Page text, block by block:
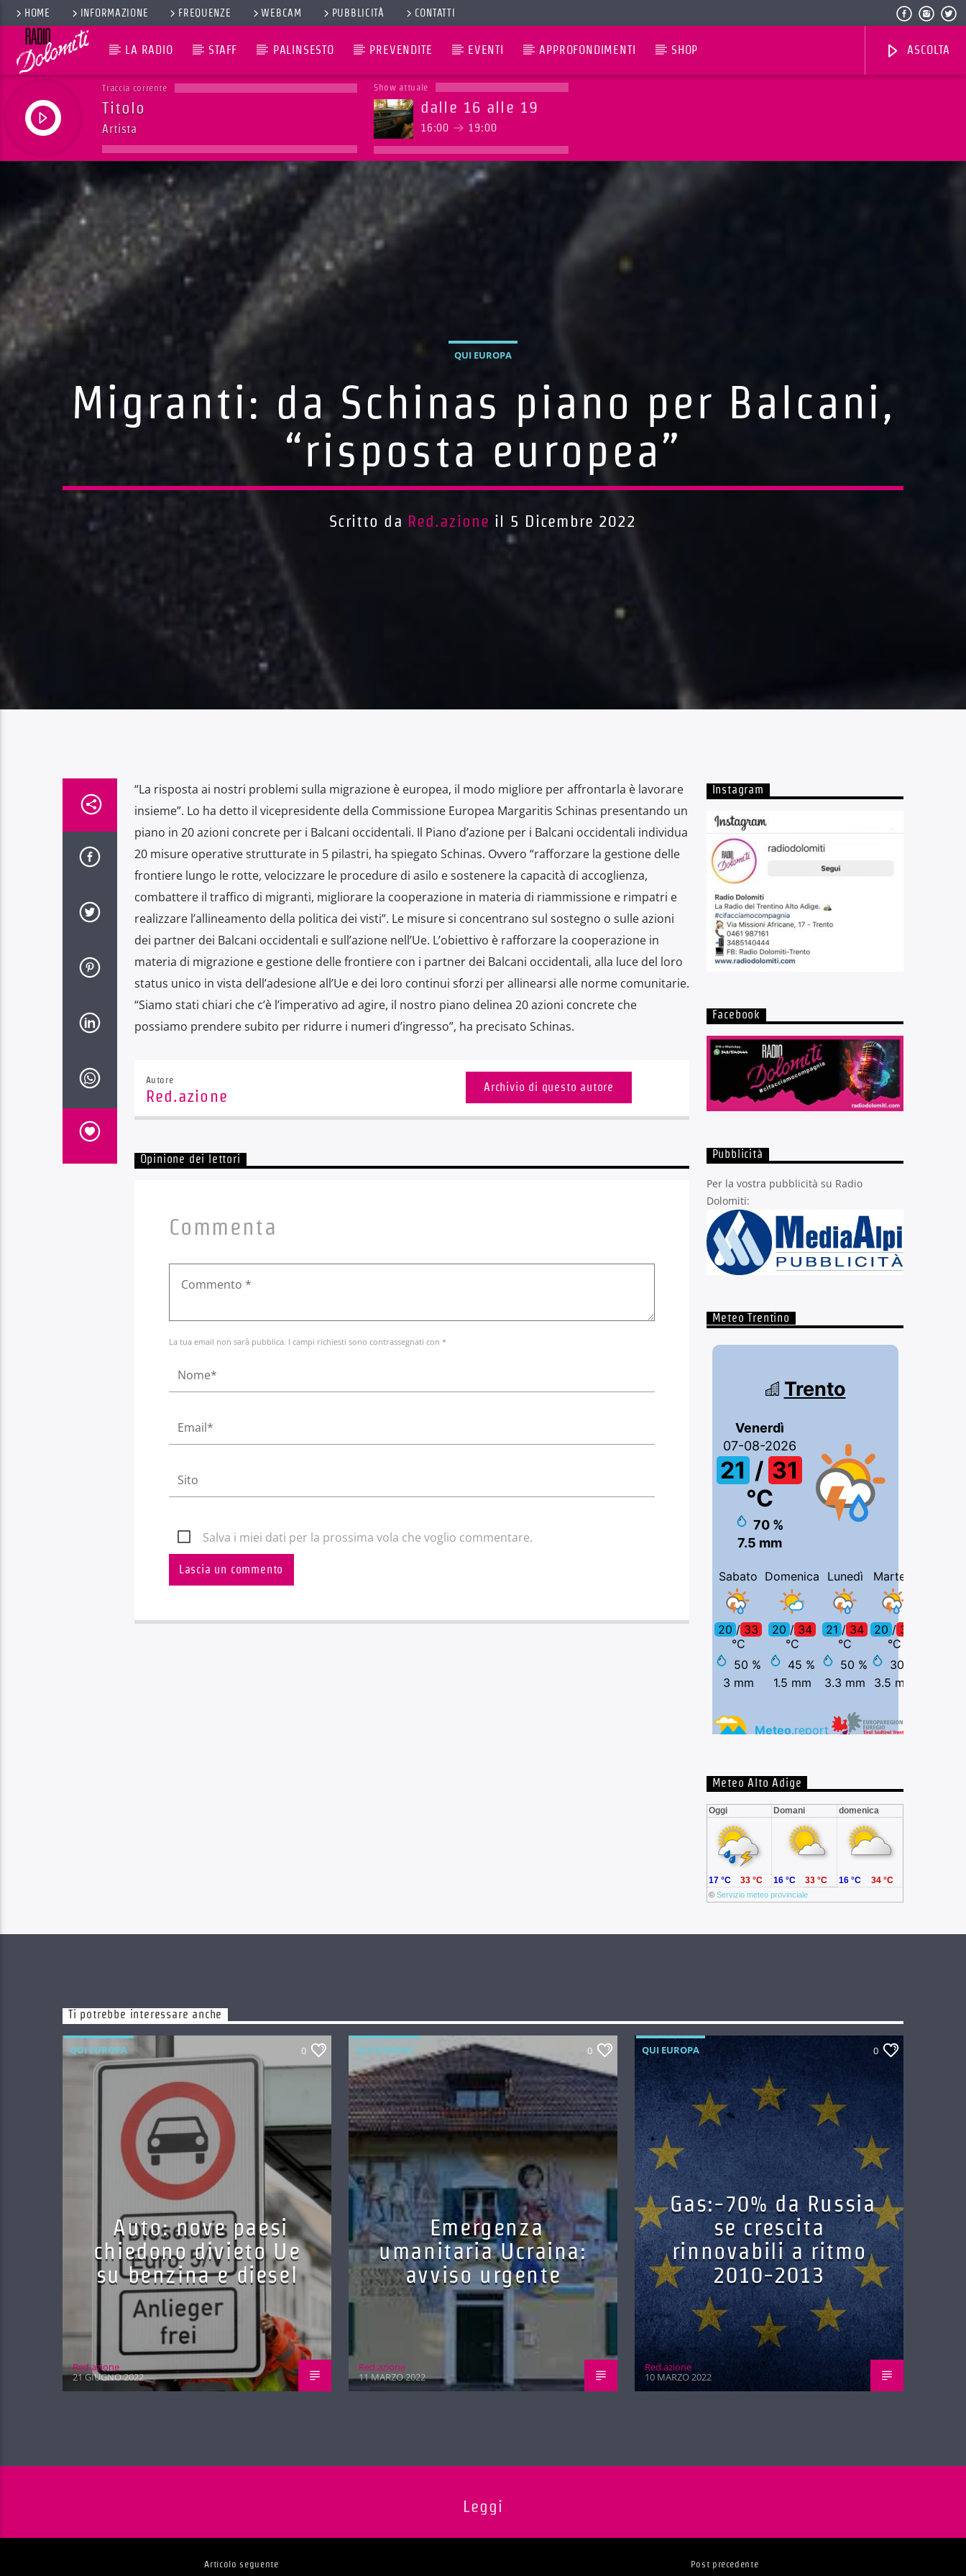
HOME INFORMAZIONE FREQUENZE WEBCAM PUBBLICITÀ CONTATTI
LA RADIO STAFF PALINSESTO PREVENDITE EVENTI APPROFONDIMENTI SHOP ASCOLTA
Traccia corrente
Titolo
Artista
Show attuale
dalle 16 alle 19
16:00 19:00
QUI EUROPA
Migranti: da Schinas piano per Balcani,
“risposta europea”
Scritto da Red.azione il 5 Dicembre 2022
“La risposta ai nostri problemi sulla migrazione è europea, il modo migliore per affrontarla è lavorare
insieme”. Lo ha detto il vicepresidente della Commissione Europea Margaritis Schinas presentando un
piano in 20 azioni concrete per i Balcani occidentali. Il Piano d’azione per i Balcani occidentali individua
20 misure operative strutturate in 5 pilastri, ha spiegato Schinas. Ovvero “rafforzare la gestione delle
frontiere lungo le rotte, velocizzare le procedure di asilo e sostenere la capacità di accoglienza,
combattere il traffico di migranti, migliorare la cooperazione in materia di riammissione e rimpatri e
realizzare l’allineamento della politica dei visti”. Le misure si concentrano sul sostegno o sulle azioni
dei partner dei Balcani occidentali e sull’azione nell’Ue. L’obiettivo è rafforzare la cooperazione in
materia di migrazione e gestione delle frontiere con i partner dei Balcani occidentali, alla luce del loro
status unico in vista dell’adesione all’Ue e dei loro continui sforzi per allinearsi alle norme comunitarie.
“Siamo stati chiari che c’è l’imperativo ad agire, il nostro piano delinea 20 azioni concrete che
possiamo prendere subito per ridurre i numeri d’ingresso”, ha precisato Schinas.
Autore
Red.azione
Archivio di questo autore
Opinione dei lettori
Commenta
La tua email non sarà pubblica. I campi richiesti sono contrassegnati con *
Salva i miei dati per la prossima vola che voglio commentare.
Instagram
Facebook
Pubblicità
Per la vostra pubblicità su Radio
Dolomiti:
Meteo Trentino
Meteo Alto Adige
Oggi Domani domenica
© Servizio meteo provinciale
17 °C 33 °C 16 °C 33 °C 16 °C 34 °C
Ti potrebbe interessare anche
QUI EUROPA 0
Auto: nove paesi
chiedono divieto Ue
su benzina e diesel
Red.azione
21 GIUGNO 2022
QUI EUROPA 0
Emergenza
umanitaria Ucraina:
avviso urgente
Red.azione
11 MARZO 2022
QUI EUROPA 0
Gas:-70% da Russia
se crescita
rinnovabili a ritmo
2010-2013
Red.azione
10 MARZO 2022
Leggi
Articolo seguente Post precedente